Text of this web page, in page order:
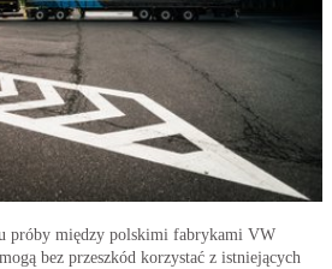
próby między polskimi fabrykami VW
bez przeszkód korzystać z istniejących